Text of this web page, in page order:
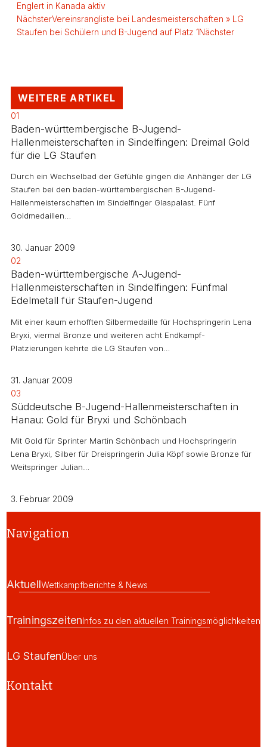
Englert in Kanada aktiv
NächsterVereinsrangliste bei Landesmeisterschaften » LG
Staufen bei Schülern und B-Jugend auf Platz 1Nächster
WEITERE ARTIKEL
01
Baden-württembergische B-Jugend-
Hallenmeisterschaften in Sindelfingen: Dreimal Gold
für die LG Staufen
Durch ein Wechselbad der Gefühle gingen die Anhänger der LG
Staufen bei den baden-württembergischen B-Jugend-
Hallenmeisterschaften im Sindelfinger Glaspalast. Fünf
Goldmedaillen…
30. Januar 2009
02
Baden-württembergische A-Jugend-
Hallenmeisterschaften in Sindelfingen: Fünfmal
Edelmetall für Staufen-Jugend
Mit einer kaum erhofften Silbermedaille für Hochspringerin Lena
Bryxi, viermal Bronze und weiteren acht Endkampf-
Platzierungen kehrte die LG Staufen von…
31. Januar 2009
03
Süddeutsche B-Jugend-Hallenmeisterschaften in
Hanau: Gold für Bryxi und Schönbach
Mit Gold für Sprinter Martin Schönbach und Hochspringerin
Lena Bryxi, Silber für Dreispringerin Julia Köpf sowie Bronze für
Weitspringer Julian…
3. Februar 2009
Navigation
AktuellWettkampfberichte & News
TrainingszeitenInfos zu den aktuellen Trainingsmöglichkeiten
LG StaufenÜber uns
Kontakt